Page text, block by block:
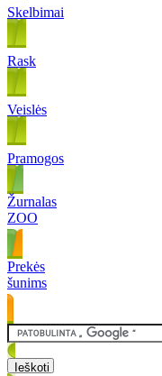
Skelbimai
Rask
Veislės
Pramogos
Žurnalas
ZOO
Prekės
šunims